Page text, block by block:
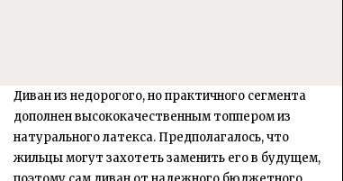
Диван из недорогого, но практичного сегмента
дополнен высококачественным топпером из
натурального латекса. Предполагалось, что
жильцы могут захотеть заменить его в будущем,